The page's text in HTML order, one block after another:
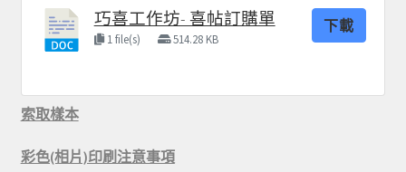
巧喜工作坊- 喜帖訂購單
1 file(s) 514.28 KB
下載
索取樣本
彩色(相片)印刷注意事項